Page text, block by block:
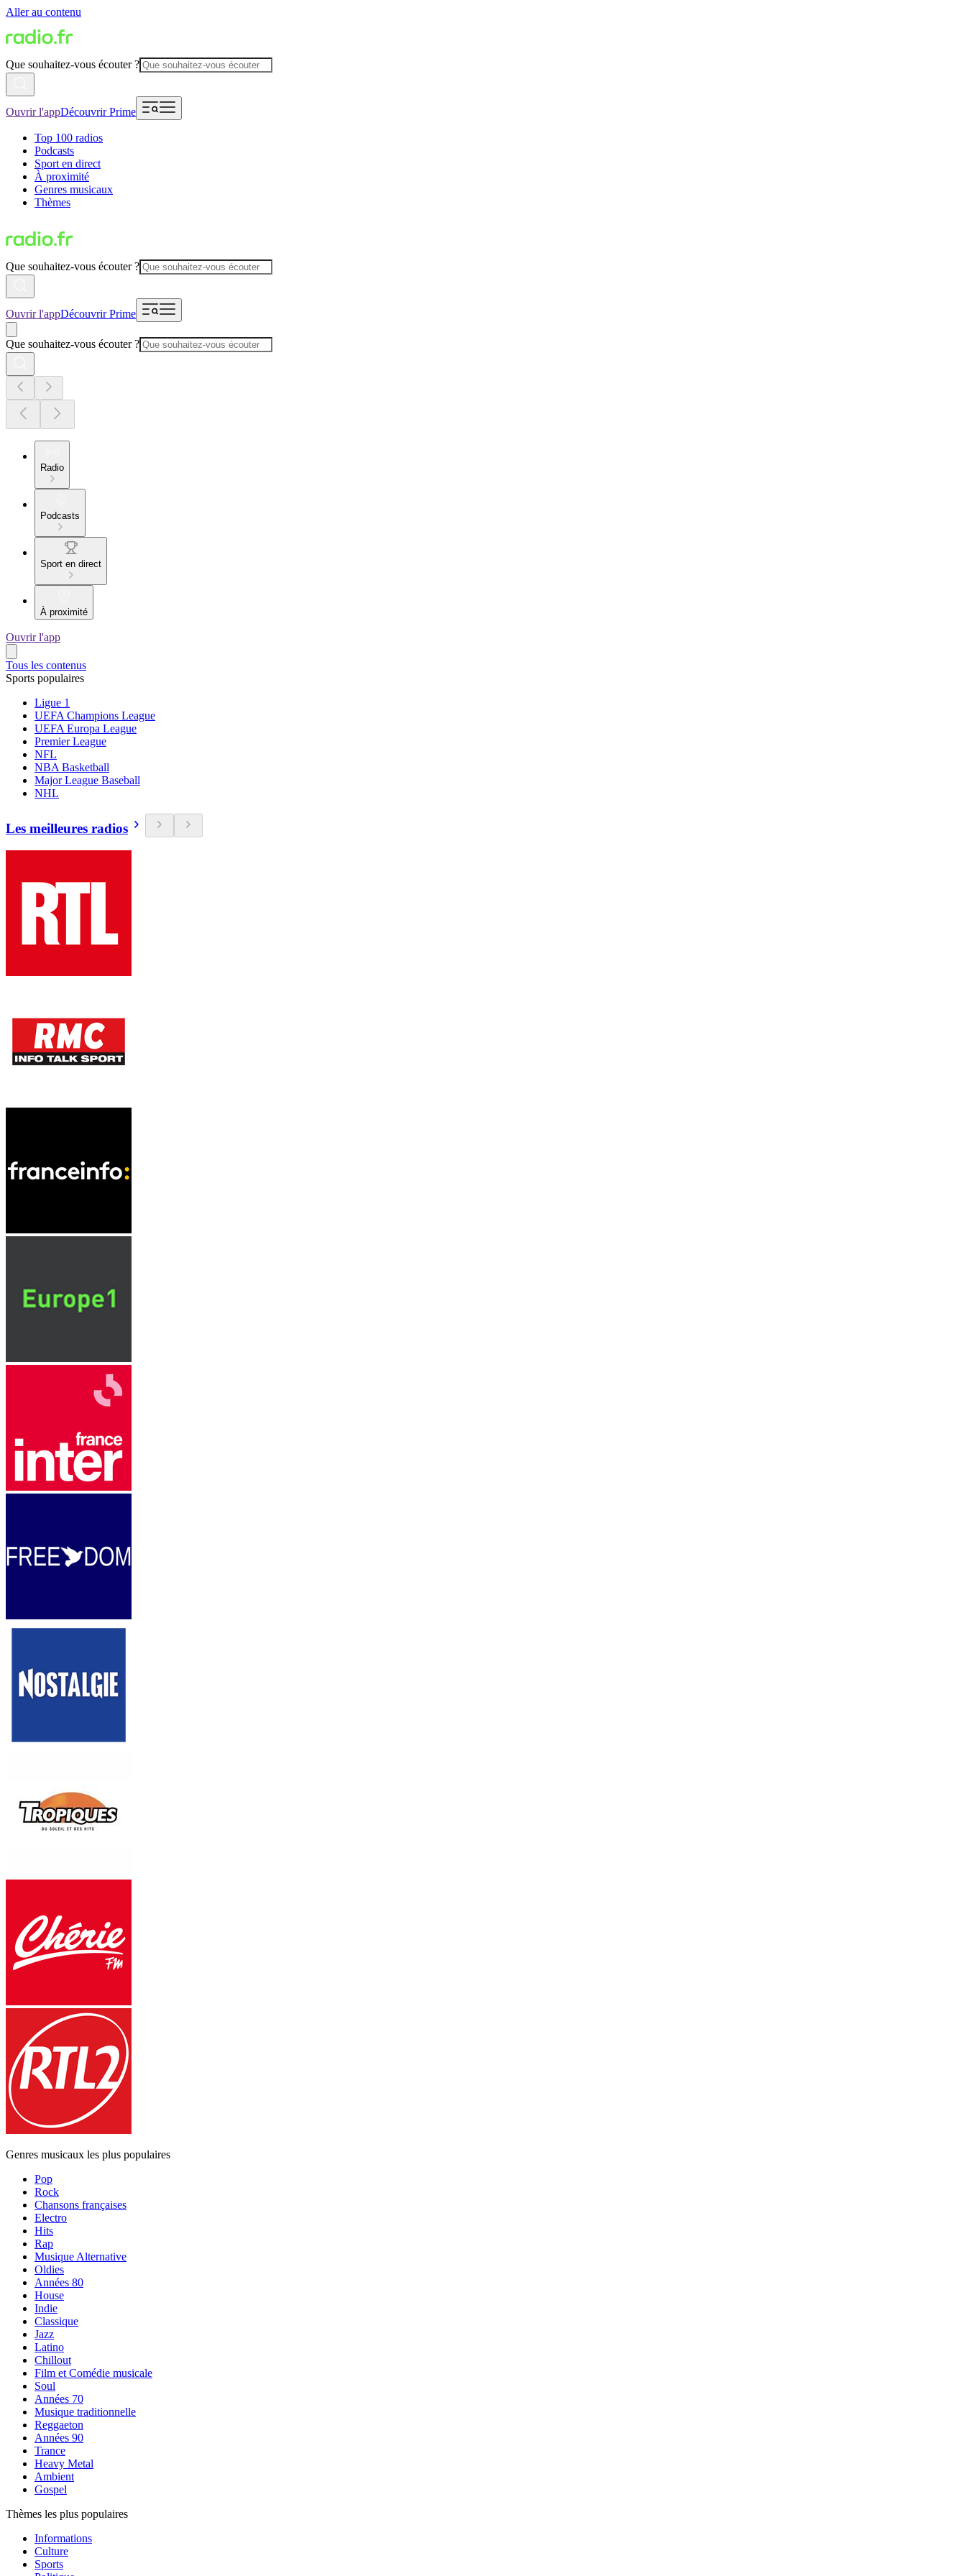
Aller au contenu
Que souhaitez-vous écouter ?
Ouvrir l'appDécouvrir Prime
Top 100 radios
Podcasts
Sport en direct
À proximité
Genres musicaux
Thèmes
Que souhaitez-vous écouter ?
Ouvrir l'appDécouvrir Prime
Que souhaitez-vous écouter ?
Radio
Podcasts
Sport en direct
À proximité
Ouvrir l'app
Tous les contenus
Sports populaires
Ligue 1
UEFA Champions League
UEFA Europa League
Premier League
NFL
NBA Basketball
Major League Baseball
NHL
Les meilleures radios
Genres musicaux les plus populaires
Pop
Rock
Chansons françaises
Electro
Hits
Rap
Musique Alternative
Oldies
Années 80
House
Indie
Classique
Jazz
Latino
Chillout
Film et Comédie musicale
Soul
Années 70
Musique traditionnelle
Reggaeton
Années 90
Trance
Heavy Metal
Ambient
Gospel
Thèmes les plus populaires
Informations
Culture
Sports